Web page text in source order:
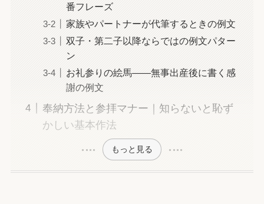
番フレーズ
家族やパートナーが代筆するときの例文
双子・第二子以降ならではの例文パター
ン
お礼参りの絵馬——無事出産後に書く感
謝の例文
奉納方法と参拝マナー｜知らないと恥ず
かしい基本作法
もっと見る